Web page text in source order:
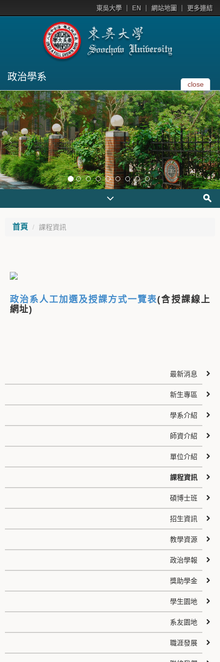
東吳大學 EN 網站地圖 更多連結
政治學系
close
首頁 課程資訊
政治系人工加選及授課方式一覽表(含授課線上
網址)
最新消息
新生專區
學系介紹
師資介紹
單位介紹
課程資訊
碩博士班
招生資訊
教學資源
政治學報
獎助學金
學生園地
系友園地
職涯發展